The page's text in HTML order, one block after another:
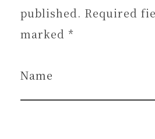
published. Required
marked *
Name